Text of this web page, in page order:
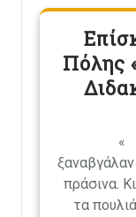
Πόλης
«
πράσινα.
τα